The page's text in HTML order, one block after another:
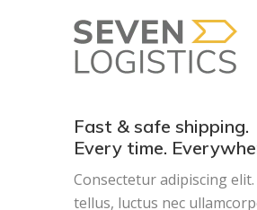
Fast & safe shipping.
Every time.
Consectetur adipiscing
tellus, luctus nec